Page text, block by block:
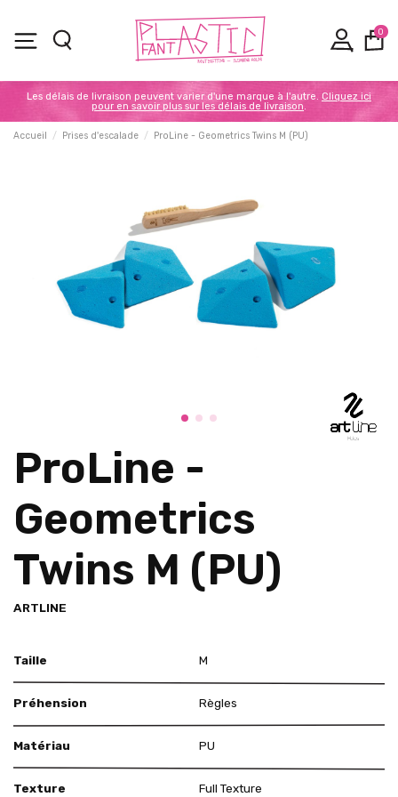
0
Les délais de livraison peuvent varier d'une marque à l'autre. Cliquez ici
pour en savoir plus sur les délais de livraison.
Accueil Prises d'escalade ProLine - Geometrics Twins M (PU)
ProLine -
Geometrics
Twins M (PU)
ARTLINE
Taille M
Préhension Règles
Matériau PU
Texture Full Texture